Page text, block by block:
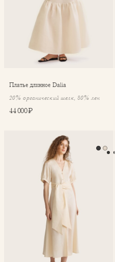
Платье длинное Dalia
20% органический шелк, 80% лен
44 000 ₽
Платье Anais